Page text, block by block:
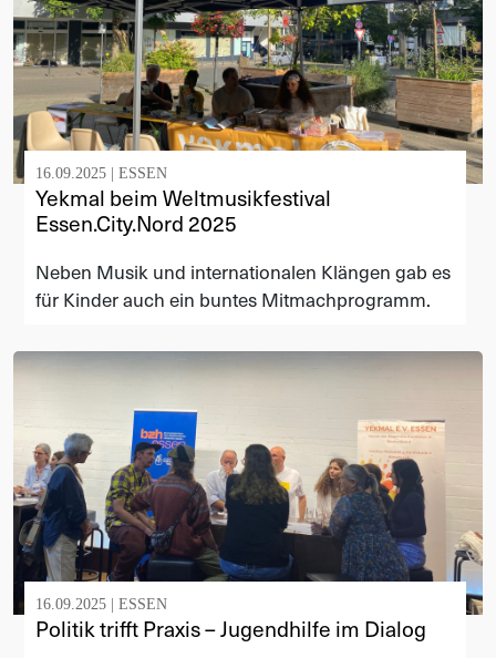
16.09.2025 | ESSEN
Yekmal beim Weltmusikfestival
Essen.City.Nord 2025
Neben Musik und internationalen Klängen gab es
für Kinder auch ein buntes Mitmachprogramm.
16.09.2025 | ESSEN
Politik trifft Praxis – Jugendhilfe im Dialog